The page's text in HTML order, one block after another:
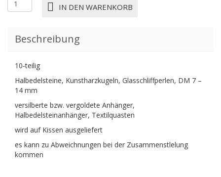
ARMBANDSET
Menge
IN DEN WARENKORB
Beschreibung
10-teilig
Halbedelsteine, Kunstharzkugeln, Glasschliffperlen, DM 7 –
14 mm
versilberte bzw. vergoldete Anhänger,
Halbedelsteinanhänger, Textilquasten
wird auf Kissen ausgeliefert
es kann zu Abweichnungen bei der Zusammenstlelung
kommen